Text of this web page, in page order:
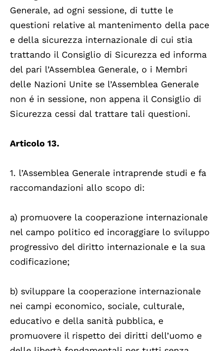
Generale, ad ogni sessione, di tutte le
questioni relative al mantenimento della pace
e della sicurezza internazionale di cui stia
trattando il Consiglio di Sicurezza ed informa
del pari l’Assemblea Generale, o i Membri
delle Nazioni Unite se l’Assemblea Generale
non é in sessione, non appena il Consiglio di
Sicurezza cessi dal trattare tali questioni.
Articolo 13.
1. l’Assemblea Generale intraprende studi e fa
raccomandazioni allo scopo di:
a) promuovere la cooperazione internazionale
nel campo politico ed incoraggiare lo sviluppo
progressivo del diritto internazionale e la sua
codificazione;
b) sviluppare la cooperazione internazionale
nei campi economico, sociale, culturale,
educativo e della sanità pubblica, e
promuovere il rispetto dei diritti dell’uomo e